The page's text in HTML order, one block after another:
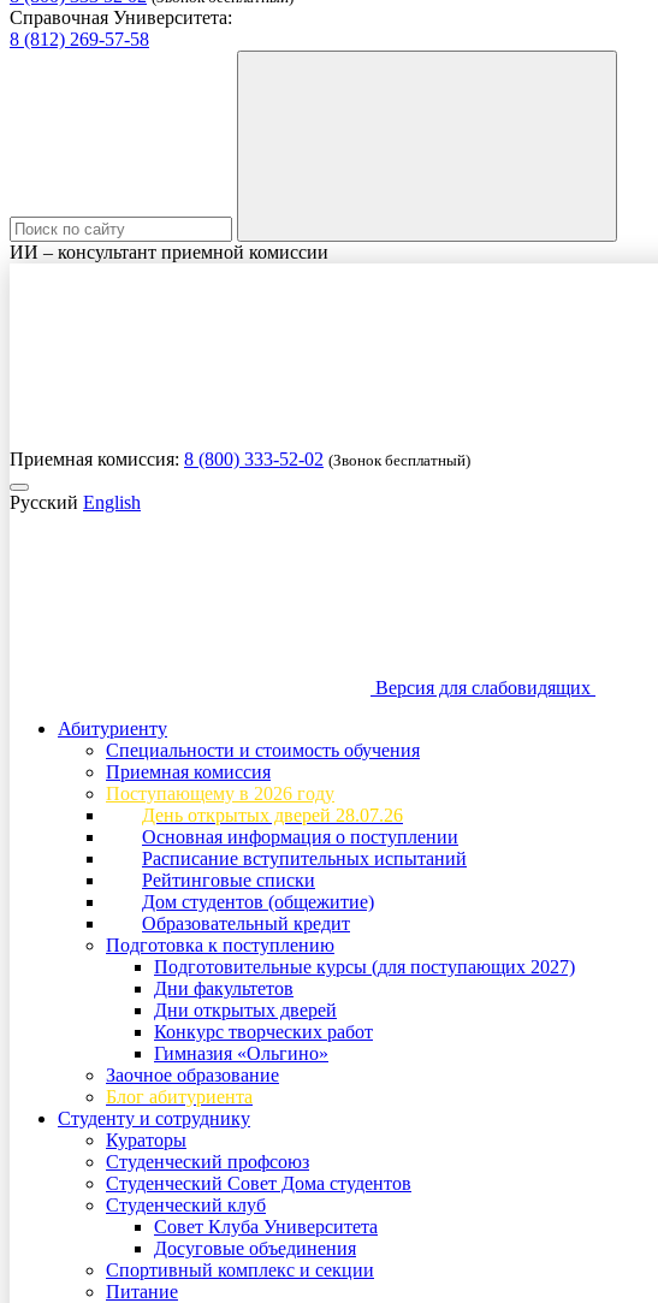
Справочная Университета:
8 (812) 269-57-58
ИИ – консультант приемной комиссии
Приемная комиссия: 8 (800) 333-52-02 (Звонок бесплатный)
Русский English
Версия для слабовидящих
Абитуриенту
Специальности и стоимость обучения
Приемная комиссия
Поступающему в 2026 году
День открытых дверей 28.07.26
Основная информация о поступлении
Расписание вступительных испытаний
Рейтинговые списки
Дом студентов (общежитие)
Образовательный кредит
Подготовка к поступлению
Подготовительные курсы (для поступающих 2027)
Дни факультетов
Дни открытых дверей
Конкурс творческих работ
Гимназия «Ольгино»
Заочное образование
Блог абитуриента
Студенту и сотруднику
Кураторы
Студенческий профсоюз
Студенческий Совет Дома студентов
Студенческий клуб
Совет Клуба Университета
Досуговые объединения
Спортивный комплекс и секции
Питание